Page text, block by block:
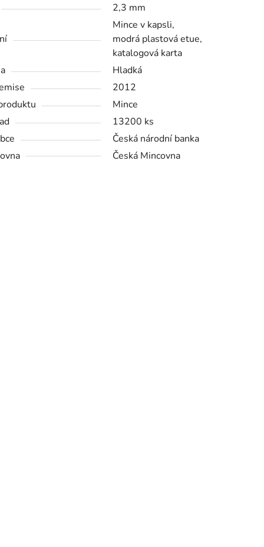
2,3 mm
Mince v kapsli,
modrá plastová etue,
katalogová karta
Hladká
2012
Mince
13200 ks
Česká národní banka
Česká Mincovna